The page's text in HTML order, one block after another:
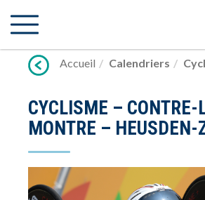
vers
Accueil
Calendriers
CYCLISME – CONTRE-
MONTRE – HEUSDEN-